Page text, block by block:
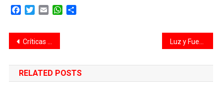
Facebook
TwitterEmail WhatsApp
Navegación
de
entradas
Críticas a Poletti por el transporte: «No puede ser que solo anuncie aumentos»
RELATED POSTS